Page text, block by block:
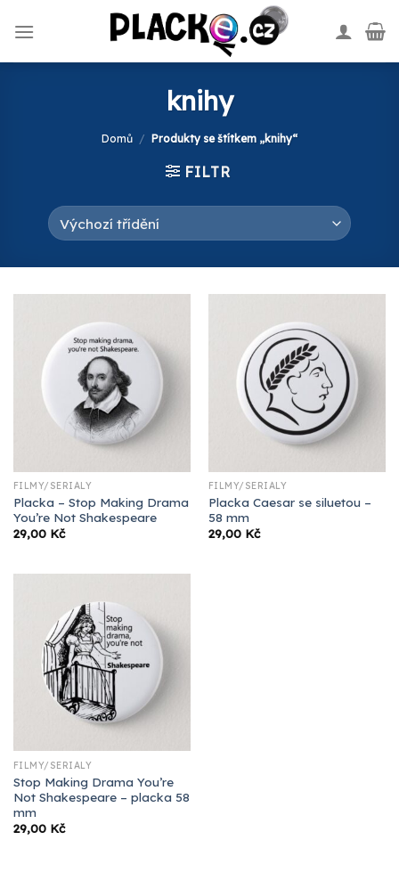
knihy
Domů / Produkty se štítkem „knihy“
FILTR
FILMY/SERIÁLY
Placka – Stop Making Drama
You’re Not Shakespeare
29,00 Kč
FILMY/SERIÁLY
Placka Caesar se siluetou –
58 mm
29,00 Kč
FILMY/SERIÁLY
Stop Making Drama You’re
Not Shakespeare – placka 58
mm
29,00 Kč